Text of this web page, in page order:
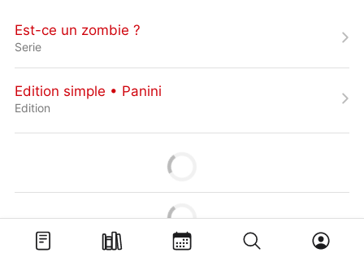
Est-ce un zombie ?
Serie
Edition simple • Panini
Edition